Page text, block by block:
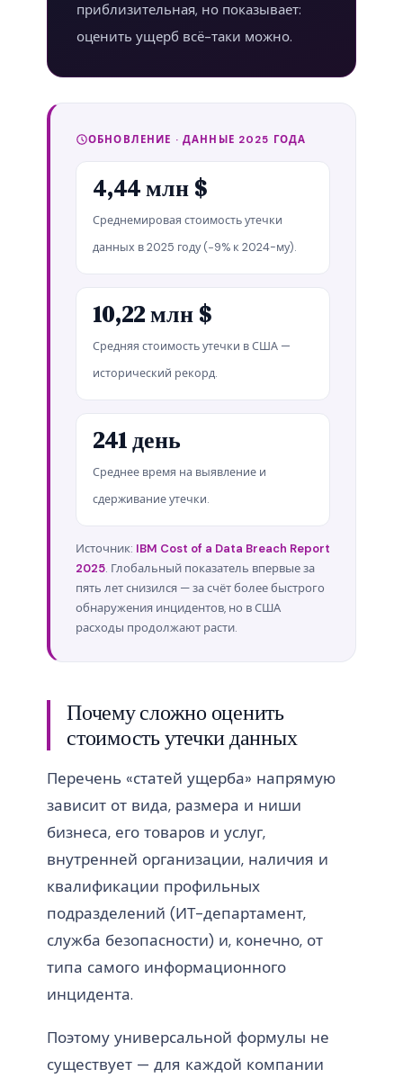
приблизительная, но показывает:
оценить ущерб всё-таки можно.
ОБНОВЛЕНИЕ · ДАННЫЕ 2025 ГОДА
4,44 млн $
Среднемировая стоимость утечки
данных в 2025 году (−9% к 2024-му).
10,22 млн $
Средняя стоимость утечки в США —
исторический рекорд.
241 день
Среднее время на выявление и
сдерживание утечки.
Источник: IBM Cost of a Data Breach Report
2025. Глобальный показатель впервые за
пять лет снизился — за счёт более быстрого
обнаружения инцидентов, но в США
расходы продолжают расти.
Почему сложно оценить
стоимость утечки данных
Перечень «статей ущерба» напрямую
зависит от вида, размера и ниши
бизнеса, его товаров и услуг,
внутренней организации, наличия и
квалификации профильных
подразделений (ИТ-департамент,
служба безопасности) и, конечно, от
типа самого информационного
инцидента.
Поэтому универсальной формулы не
существует — для каждой компании